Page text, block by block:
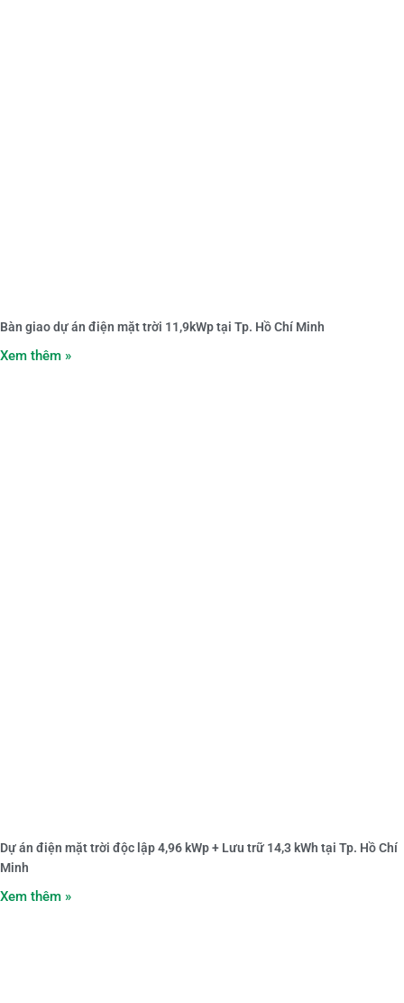
Bàn giao dự án điện mặt trời 11,9kWp tại Tp. Hồ Chí Minh
Xem thêm »
Dự án điện mặt trời độc lập 4,96 kWp + Lưu trữ 14,3 kWh tại Tp. Hồ Chí
Minh
Xem thêm »